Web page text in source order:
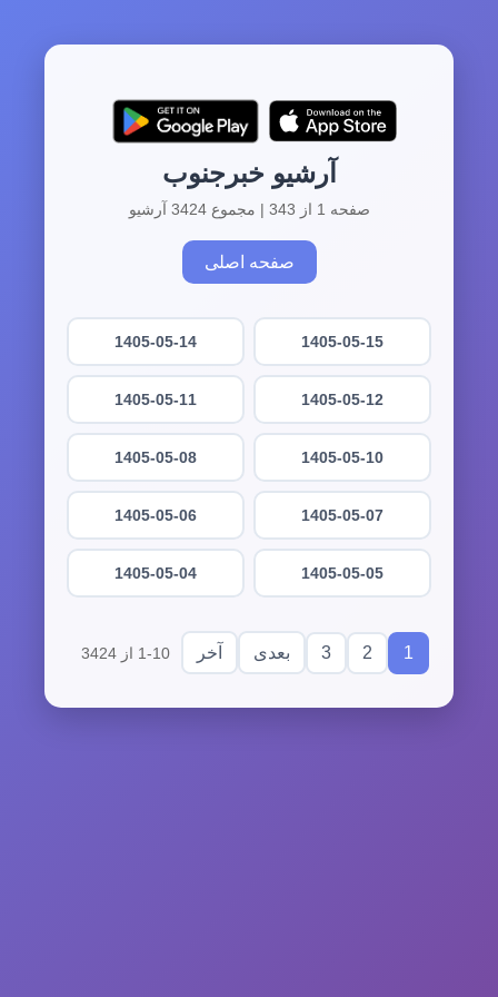
آرشیو خبرجنوب
صفحه 1 از 343 | مجموع 3424 آرشیو
صفحه اصلی
1405-05-15
1405-05-14
1405-05-12
1405-05-11
1405-05-10
1405-05-08
1405-05-07
1405-05-06
1405-05-05
1405-05-04
1
2
3 بعدی آخر 1-10 از 3424